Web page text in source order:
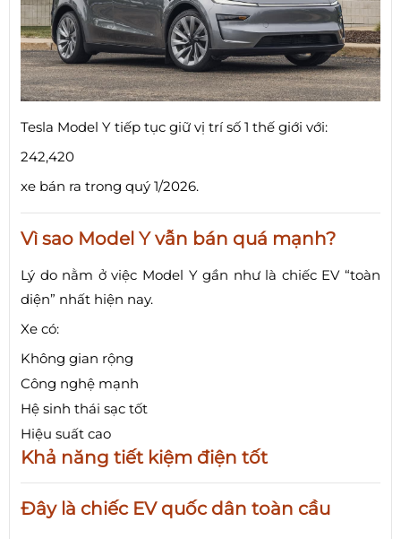
Tesla Model Y tiếp tục giữ vị trí số 1 thế giới với:
242,420
xe bán ra trong quý 1/2026.
Vì sao Model Y vẫn bán quá mạnh?
Lý do nằm ở việc Model Y gần như là chiếc EV “toàn
diện” nhất hiện nay.
Xe có:
Không gian rộng
Công nghệ mạnh
Hệ sinh thái sạc tốt
Hiệu suất cao
Khả năng tiết kiệm điện tốt
Đây là chiếc EV quốc dân toàn cầu